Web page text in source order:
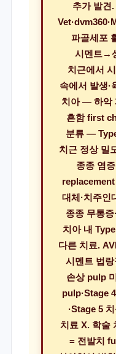
추가 발견
파골세포
시멘트→
치근에서
속에서 발생·
치아 — 하악
흔함 first
분류 —
치근 정상 밀
종종 염
대체·치주인
종종 무통증
치아 내
다른 치료.
시멘트 법랑
손상 pulp
pulp·Stage
·Stage 5
치료 X. 학술
= 전발치